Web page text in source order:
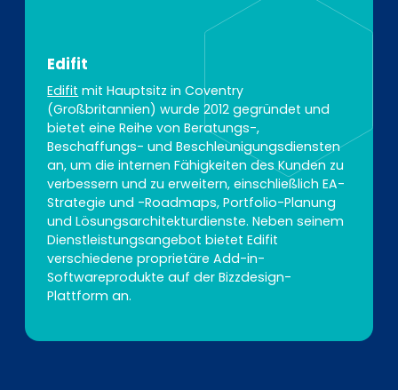
Edifit
Edifit mit Hauptsitz in Coventry
(Großbritannien) wurde 2012 gegründet und
bietet eine Reihe von Beratungs-,
Beschaffungs- und Beschleunigungsdiensten
an, um die internen Fähigkeiten des Kunden zu
verbessern und zu erweitern, einschließlich EA-
Strategie und -Roadmaps, Portfolio-Planung
und Lösungsarchitekturdienste. Neben seinem
Dienstleistungsangebot bietet Edifit
verschiedene proprietäre Add-in-
Softwareprodukte auf der Bizzdesign-
Plattform an.